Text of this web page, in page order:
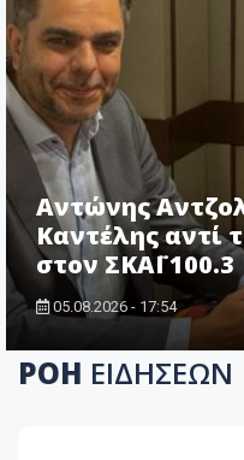
Αντώνης
Καντέλης αντί
στον ΣΚΑΪ 100.3
05.08.2026 - 17:54
ΡΟΗ ΕΙΔΗΣΕΩΝ